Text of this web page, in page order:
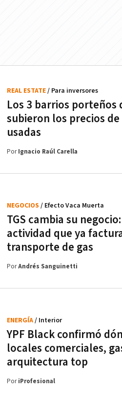
Los 3 barrios porteños
subieron los precios
usadas
REAL ESTATE/ Para inversores
PorIgnacio Raúl Carella
TGS cambia su
actividad que ya
transporte de gas
NEGOCIOS / Efecto Vaca Muerta
PorAndrés Sanguinetti
YPF Black confirmó
locales comerciales,
arquitectura top
ENERGÍA/ Interior
PoriProfesional